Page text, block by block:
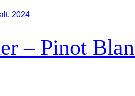
, 2024
– Pinot